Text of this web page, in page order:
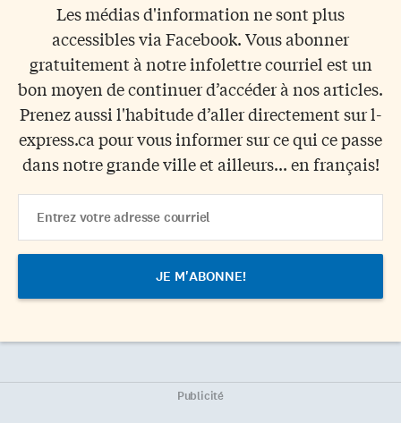
Les médias d'information ne sont plus
accessibles via Facebook. Vous abonner
gratuitement à notre infolettre courriel est un
bon moyen de continuer d’accéder à nos articles.
Prenez aussi l'habitude d’aller directement sur l-
express.ca pour vous informer sur ce qui ce passe
dans notre grande ville et ailleurs... en français!
Address
Publicité